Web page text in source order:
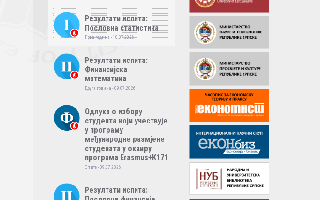
Резултати испита:
Пословна статистика
Прва година - 10.07.2026
Резултати испита:
Финансијска
математика
Друга година - 09.07.2026
Одлука о избору
студента који учествује
у програму
међународне размјене
студената у оквиру
програма Erasmus+К171
Опште - 09.07.2026
Резултати испита: